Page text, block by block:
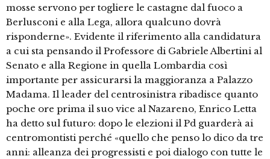
mosse servono per togliere le castagne dal fuoco a
Berlusconi e alla Lega, allora qualcuno dovrà
risponderne». Evidente il riferimento alla candidatura
a cui sta pensando il Professore di Gabriele Albertini al
Senato e alla Regione in quella Lombardia così
importante per assicurarsi la maggioranza a Palazzo
Madama. Il leader del centrosinistra ribadisce quanto
poche ore prima il suo vice al Nazareno, Enrico Letta
ha detto sul futuro: dopo le elezioni il Pd guarderà ai
centromontisti perché «quello che penso lo dico da tre
anni: alleanza dei progressisti e poi dialogo con tutte le